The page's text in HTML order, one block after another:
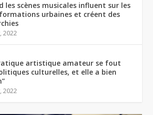
les scènes musicales influent sur les
urbaines et créent des
2022
artistique amateur se fout
culturelles, et elle a bien
2022